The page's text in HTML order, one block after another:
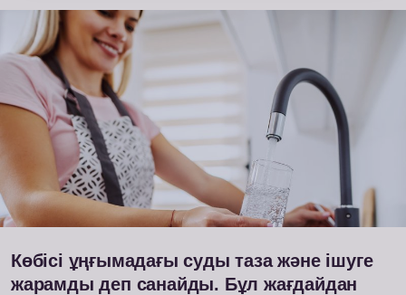
Көбісі ұңғымадағы суды таза және ішуге
жарамды деп санайды. Бұл жағдайдан